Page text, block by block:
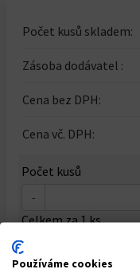
Počet kusů skladem:
Zásoba dodávatel :
Cena bez DPH:
Cena vč. DPH:
Počet kusů
-
Celkem za1ks
Používáme cookies